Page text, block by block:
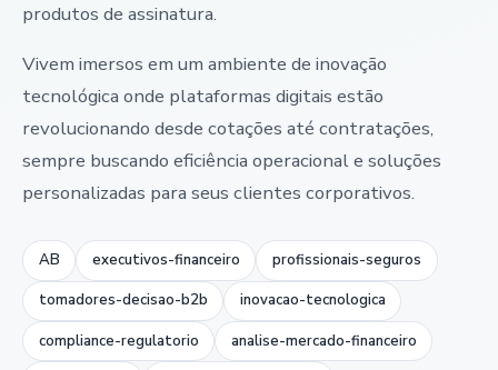
produtos de assinatura.
Vivem imersos em um ambiente de inovação
tecnológica onde plataformas digitais estão
revolucionando desde cotações até contratações,
sempre buscando eficiência operacional e soluções
personalizadas para seus clientes corporativos.
AB executivos-financeiro profissionais-seguros
tomadores-decisao-b2b inovacao-tecnologica
compliance-regulatorio analise-mercado-financeiro